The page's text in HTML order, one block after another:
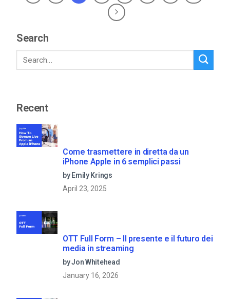
Search
Recent
Come trasmettere in diretta da un
iPhone Apple in 6 semplici passi
by Emily Krings
April 23, 2025
OTT Full Form – Il presente e il futuro dei
media in streaming
by Jon Whitehead
January 16, 2026